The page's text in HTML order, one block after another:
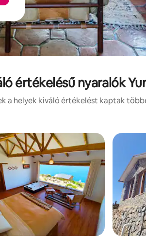
értékelésű nyaralók
a helyek kiváló értékelést kaptak